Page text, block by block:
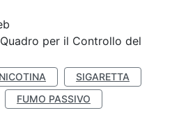
per il Controllo del
NICOTINA
SIGARETTA
FUMO PASSIVO